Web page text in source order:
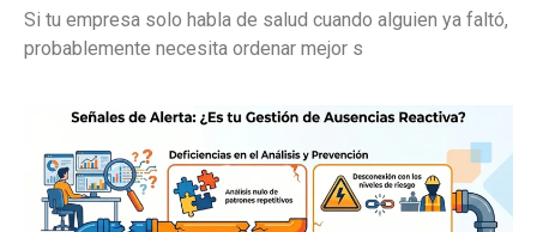
Si tu empresa solo habla de salud cuando alguien ya faltó,
probablemente necesita ordenar mejor s